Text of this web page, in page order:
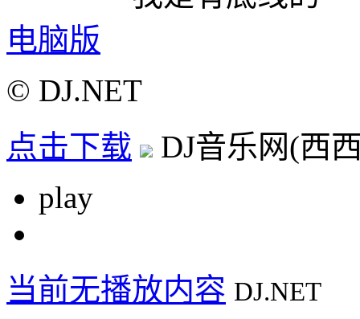
电脑版
© DJ.NET
点击下载
DJ音乐网(西
play
当前无播放内容 DJ.NET